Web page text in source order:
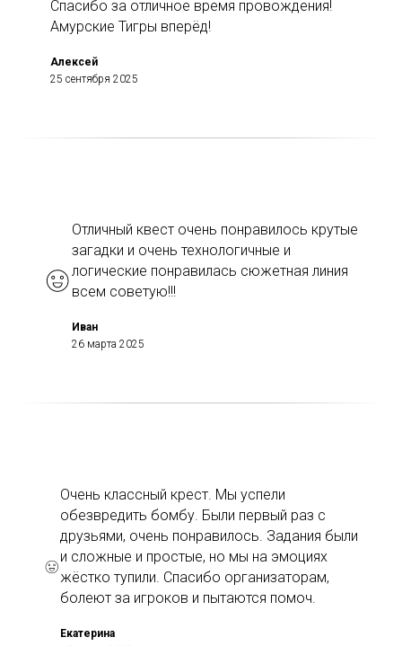
Спасибо за отличное время провождения!
Амурские Тигры вперёд!
Алексей
25 сентября 2025
Отличный квест очень понравилось крутые
загадки и очень технологичные и
логические понравилась сюжетная линия
всем советую!!!
Иван
26 марта 2025
Очень классный крест. Мы успели
обезвредить бомбу. Были первый раз с
друзьями, очень понравилось. Задания были
и сложные и простые, но мы на эмоциях
жёстко тупили. Спасибо организаторам,
болеют за игроков и пытаются помоч.
Екатерина